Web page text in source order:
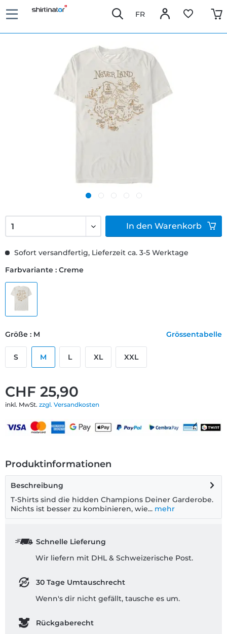
FR
CHF 25,90
inkl. MwSt. zzgl. Versandkosten
Sofort versandfertig, Lieferzeit ca. 3-5 Werktage
Farbvariante : Creme
Größe : M Grössentabelle
S M L XL XXL
In den Warenkorb
Produktinformationen
Beschreibung
T-Shirts sind die hidden Champions Deiner Garderobe.
Nichts ist besser zu kombinieren, wie... mehr
Schnelle Lieferung
Wir liefern mit DHL & Schweizerische Post.
30 Tage Umtauschrecht
Wenn's dir nicht gefällt, tausche es um.
Rückgaberecht